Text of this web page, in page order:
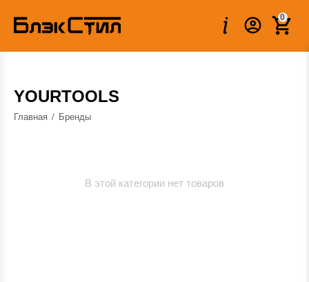
0
YOURTOOLS
Главная / Бренды
В этой категории нет товаров